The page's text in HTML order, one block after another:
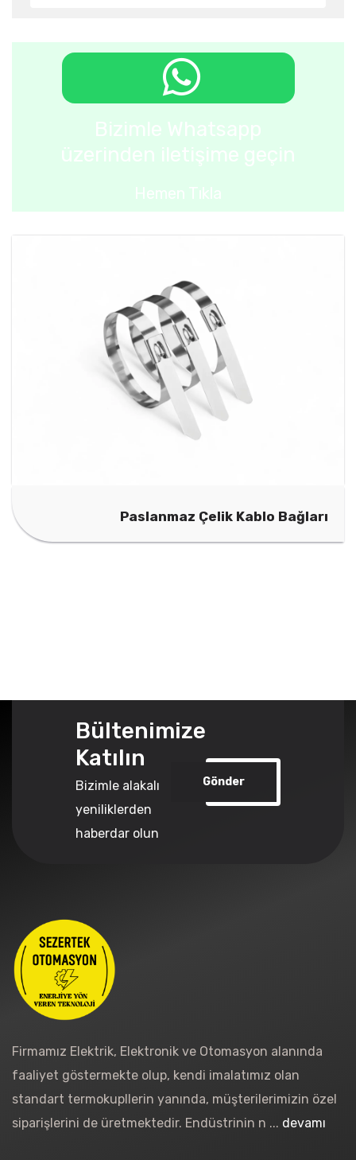
Bizimle Whatsapp
üzerinden iletişime geçin
Hemen Tıkla
Paslanmaz Çelik Kablo Bağları
Bültenimize
Katılın
Bizimle alakalı
yeniliklerden
haberdar olun
Gönder
Firmamız Elektrik, Elektronik ve Otomasyon alanında
faaliyet göstermekte olup, kendi imalatımız olan
standart termokupllerin yanında, müşterilerimizin özel
siparişlerini de üretmektedir. Endüstrinin n ... devamı